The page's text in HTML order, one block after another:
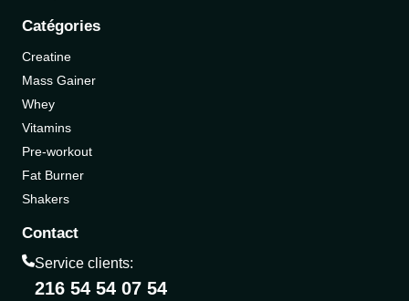
Catégories
Creatine
Mass Gainer
Whey
Vitamins
Pre-workout
Fat Burner
Shakers
Contact
Service clients:
216 54 54 07 54